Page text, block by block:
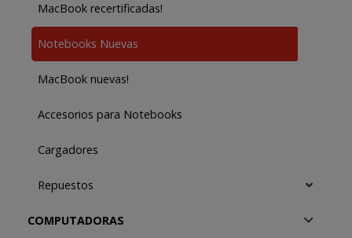
MacBook recertificadas!
Notebooks Nuevas
MacBook nuevas!
Accesorios para Notebooks
Cargadores
Repuestos
COMPUTADORAS